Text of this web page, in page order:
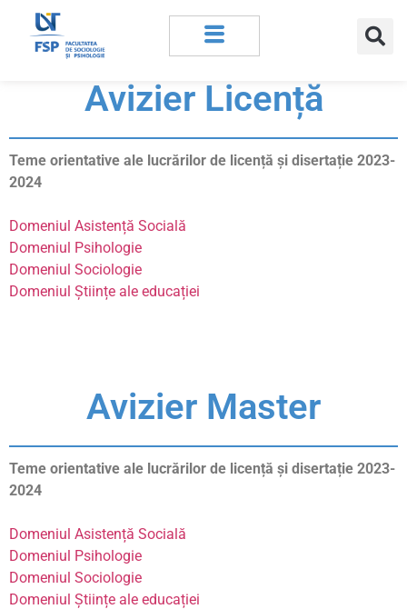
Avizier Licență
Teme orientative ale lucrărilor de licență și disertație 2023-
2024
Domeniul Asistență Socială
Domeniul Psihologie
Domeniul Sociologie
Domeniul Științe ale educației
Avizier Master
Teme orientative ale lucrărilor de licență și disertație 2023-
2024
Domeniul Asistență Socială
Domeniul Psihologie
Domeniul Sociologie
Domeniul Științe ale educației